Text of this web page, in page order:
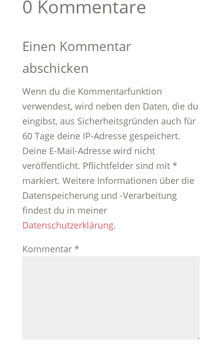
0 Kommentare
Einen Kommentar
abschicken
Wenn du die Kommentarfunktion
verwendest, wird neben den Daten, die du
eingibst, aus Sicherheitsgründen auch für
60 Tage deine IP-Adresse gespeichert.
Deine E-Mail-Adresse wird nicht
veröffentlicht. Pflichtfelder sind mit *
markiert. Weitere Informationen über die
Datenspeicherung und -Verarbeitung
findest du in meiner
Datenschutzerklärung.
Kommentar *